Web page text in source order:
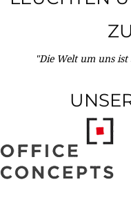
"Die Welt um uns